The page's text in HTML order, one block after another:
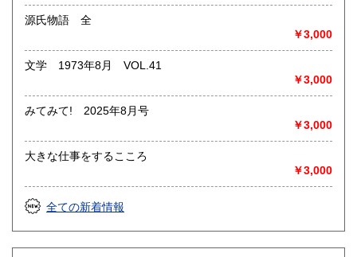
源氏物語 全
￥3,000
文学 1973年8月 VOL.41
￥3,000
みてみて! 2025年8月号
￥3,000
大きな仕事をするこころ
￥3,000
全ての新着情報